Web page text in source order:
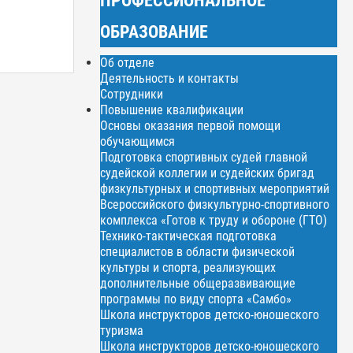
ОБРАЗОВАНИЕ
Об отделе
Деятельность и контакты
Сотрудники
Повышение квалификации
Основы оказания первой помощи
обучающимся
Подготовка спортивных судей главной
судейской коллегии и судейских бригад
физкультурных и спортивных мероприятий
Всероссийского физкультурно-спортивного
комплекса «Готов к труду и обороне (ГТО)
Технико-тактическая подготовка
специалистов в области физической
культуры и спорта, реализующих
дополнительные общеразвивающие
программы по виду спорта «Самбо»
Школа инструкторов детско-юношеского
туризма
Школа инструкторов детско-юношеского